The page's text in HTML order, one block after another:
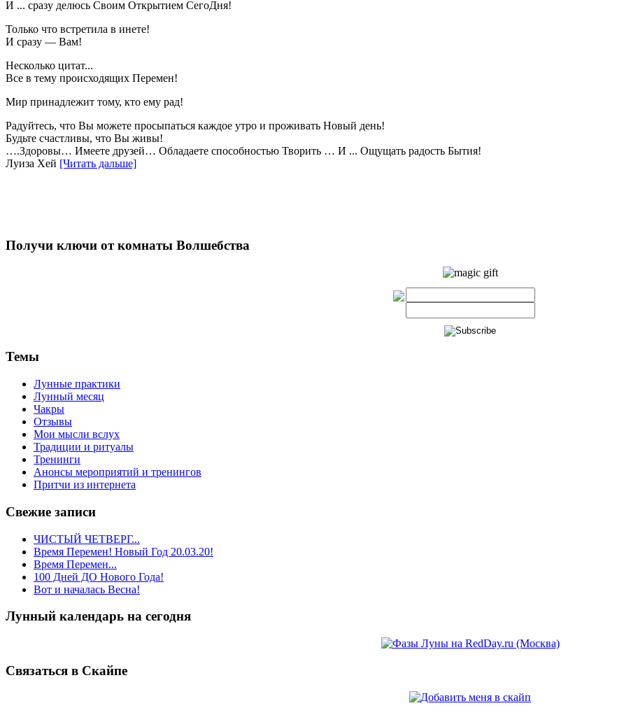
И ... сразу делюсь Своим Открытием СегоДня!
Только что встретила в инете!
И сразу — Вам!
Несколько цитат...
Все в тему происходящих Перемен!
Мир принадлежит тому, кто ему рад!
Радуйтесь, что Вы можете просыпаться каждое утро и проживать Новый день!
Будьте счастливы, что Вы живы!
….Здоровы… Имеете друзей… Обладаете способностью Творить … И ... Ощущать радость Бытия!
Луиза Хей [Читать дальше]
Получи ключи от комнаты Волшебства
Темы
Лунные практики
Лунный месяц
Чакры
Отзывы
Мои мысли вслух
Традиции и ритуалы
Тренинги
Анонсы мероприятий и тренингов
Притчи из интернета
Свежие записи
ЧИСТЫЙ ЧЕТВЕРГ...
Время Перемен! Новый Год 20.03.20!
Время Перемен...
100 Дней ДО Нового Года!
Вот и началась Весна!
Лунный календарь на сегодня
Связаться в Скайпе